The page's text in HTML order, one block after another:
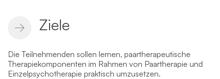
Ziele
Die Teilnehmenden sollen lernen, paartherapeutische
Therapiekomponenten im Rahmen von Paartherapie und
Einzelpsychotherapie praktisch umzusetzen.